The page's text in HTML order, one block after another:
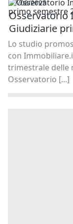
07/08/2025
Osservatorio
Giudiziarie
Lo studio
con
trimestrale delle
Osservatorio [...]